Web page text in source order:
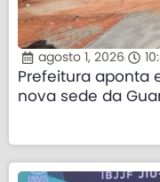
agosto 1, 2026
Prefeitura aponta
nova sede da